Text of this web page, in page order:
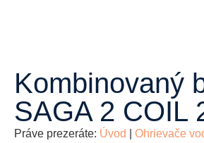
Kombinovaný
SAGA 2 COIL
Práve prezeráte: Úvod Ohrievače